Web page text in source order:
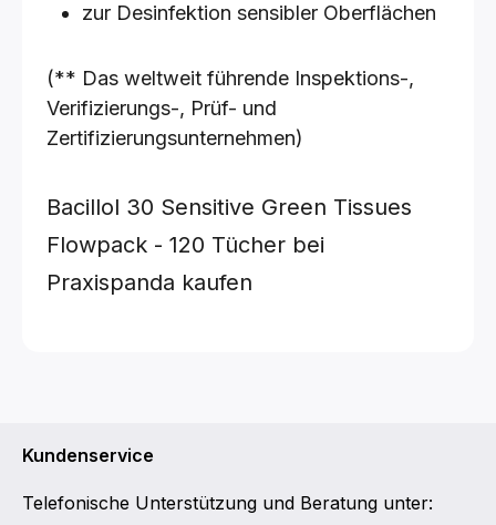
zur Desinfektion sensibler Oberflächen
(** Das weltweit führende Inspektions-,
Verifizierungs-, Prüf- und
Zertifizierungsunternehmen)
Bacillol 30 Sensitive Green Tissues
Flowpack - 120 Tücher bei
Praxispanda kaufen
Kundenservice
Telefonische Unterstützung und Beratung unter: